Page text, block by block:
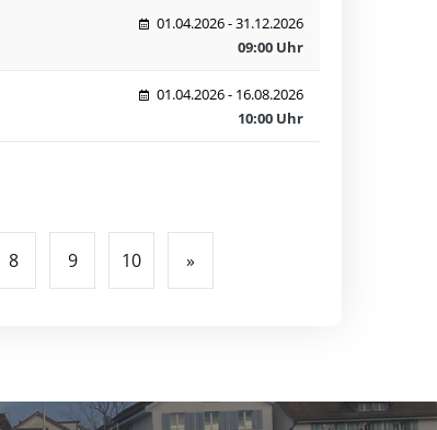
01.04.2026 - 31.12.2026
09:00 Uhr
01.04.2026 - 16.08.2026
10:00 Uhr
8 9 10 »